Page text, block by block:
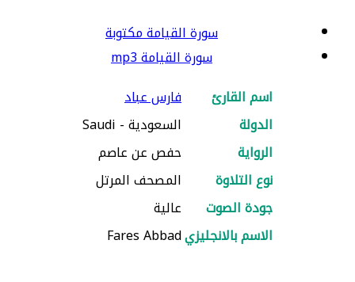
سورة القيامة مكتوبة
سورة القيامة mp3
اسم القارئ
فارس عباد
الدولة
السعودية - Saudi
الرواية
حفص عن عاصم
نوع التلاوة
المصحف المرتل
جودة الصوت
عالية
الاسم بالانجليزيFares Abbad